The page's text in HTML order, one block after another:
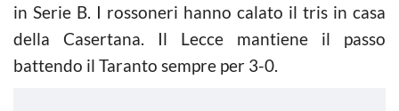
in Serie B. I rossoneri hanno calato il tris in casa
della Casertana. Il Lecce mantiene il passo
battendo il Taranto sempre per 3-0.